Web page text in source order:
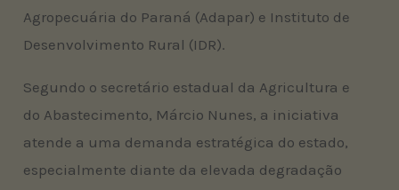
Agropecuária do Paraná (Adapar) e Instituto de
Desenvolvimento Rural (IDR).
Segundo o secretário estadual da Agricultura e
do Abastecimento, Márcio Nunes, a iniciativa
atende a uma demanda estratégica do estado,
especialmente diante da elevada degradação